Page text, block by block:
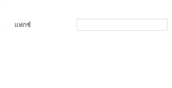
แฟกซ์